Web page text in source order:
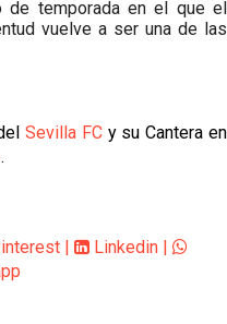
de temporada en el que el
vuelve a ser una de las
Sevilla FCy su Cantera en
.
| Linkedin |